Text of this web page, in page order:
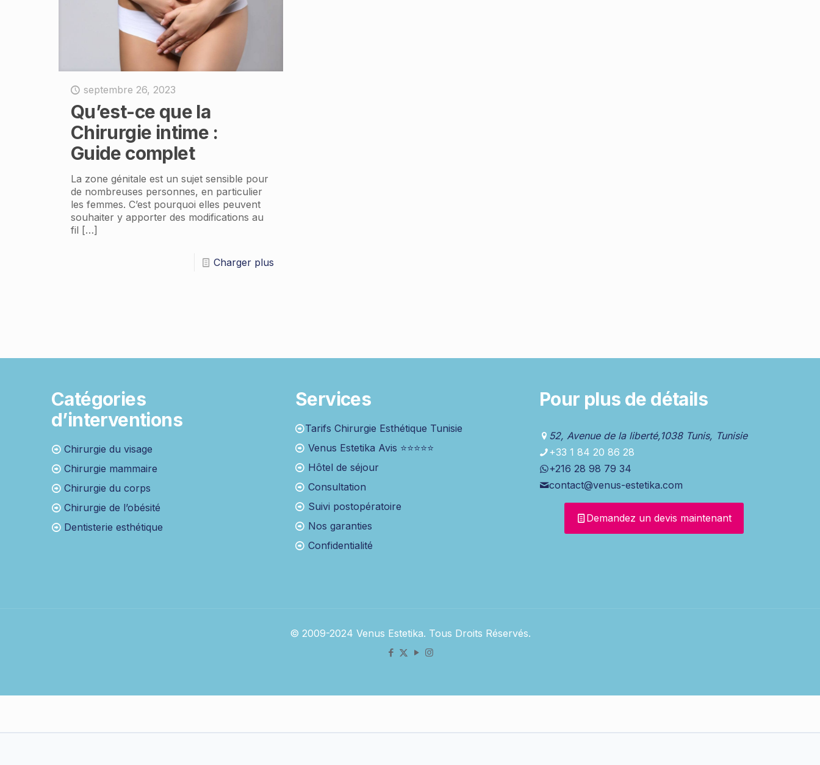
septembre 26, 2023
Qu’est-ce que la
Chirurgie intime :
Guide complet
La zone génitale est un sujet sensible pour
de nombreuses personnes, en particulier
les femmes. C’est pourquoi elles peuvent
souhaiter y apporter des modifications au
fil […]
Charger plus
Catégories
d’interventions
Chirurgie du visage
Chirurgie mammaire
Chirurgie du corps
Chirurgie de l’obésité
Dentisterie esthétique
Services
Tarifs Chirurgie Esthétique Tunisie
Venus Estetika Avis ⭐⭐⭐⭐⭐
Hôtel de séjour
Consultation
Suivi postopératoire
Nos garanties
Confidentialité
Pour plus de détails
52, Avenue de la liberté,1038 Tunis, Tunisie
+33 1 84 20 86 28
+216 28 98 79 34
contact@venus-estetika.com
Demandez un devis maintenant
© 2009-2024 Venus Estetika. Tous Droits Réservés.